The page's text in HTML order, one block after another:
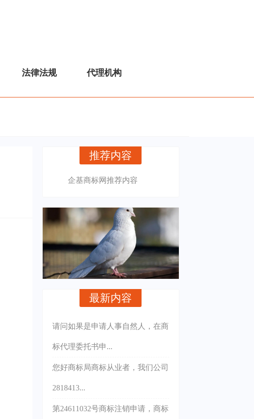
法律法规 代理机构
推荐内容
企基商标网推荐内容
最新内容
请问如果是申请人事自然人，在商
标代理委托书申...
您好商标局商标从业者，我们公司
2818413...
第24611032号商标注销申请，商标